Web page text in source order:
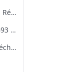
Carte du ressort de la Cour d'Appel de Colmar avant la Réforme de 1959
Plan de la ville de Bâle et de celle de Huningue vers 1693 (échelle 300 toises)
Carte des environs de Bâle et de Huningue vers 1695 (éch. 1/50000)